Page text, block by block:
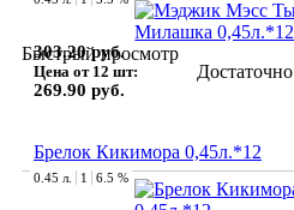
Быстрый просмотр
303.20 руб.
Цена от 12 шт:
269.90 руб.
Достаточно
Брелок Кикимора 0,45л.*12
0.45 л. 1 6.5 %